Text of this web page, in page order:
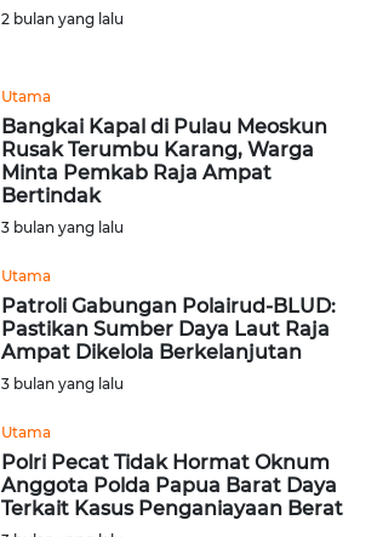
2 bulan yang lalu
Utama
Bangkai Kapal di Pulau Meoskun
Rusak Terumbu Karang, Warga
Minta Pemkab Raja Ampat
Bertindak
3 bulan yang lalu
Utama
Patroli Gabungan Polairud-BLUD:
Pastikan Sumber Daya Laut Raja
Ampat Dikelola Berkelanjutan
3 bulan yang lalu
Utama
Polri Pecat Tidak Hormat Oknum
Anggota Polda Papua Barat Daya
Terkait Kasus Penganiayaan Berat